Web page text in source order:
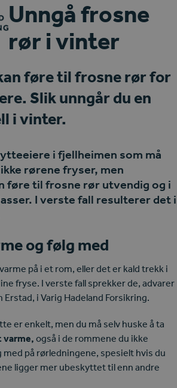
Unngå frosne
rør i vinter
føre til frosne rør for
Slik unngår du en
i vinter.
i fjellheimen som må
rørene fryser, men
føre til frosne rør utvendig og i
I verste fall resulterer det i
og følg med
på i et rom, eller det er kald trekk i
fryse. I verste fall sprekker de, advarer
i Varig Hadeland Forsikring.
er enkelt, men du må selv huske å ta
varme, også i de rommene du ikke
med på rørledningene, spesielt hvis du
ligger mer ubeskyttet til enn andre